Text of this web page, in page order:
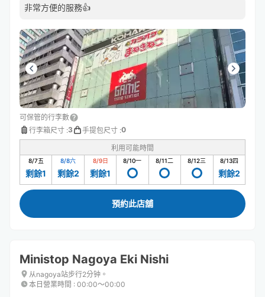
非常方便的服務👍
可保管的行李數
行李箱尺寸 :3 手提包尺寸 :0
利用可能時間
8/7五
剩餘1
8/8六
剩餘2
8/9日
剩餘1
8/10一 8/11二 8/12三 8/13四
剩餘2
預約此店舖
Ministop Nagoya Eki Nishi
从nagoya站步行2分钟。
本日營業時間 : 00:00〜00:00